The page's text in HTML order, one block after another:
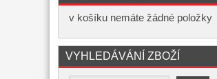
v košíku nemáte žádné položky
VYHLEDÁVÁNÍ ZBOŽÍ